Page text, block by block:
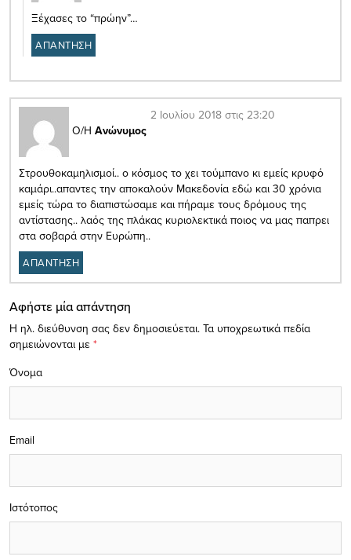
Ξέχασες το “πρώην”…
ΑΠΑΝΤΗΣΗ
Ο/Η Ανώνυμος
2 Ιουλίου 2018 στις 23:20
Στρουθοκαμηλισμοί.. ο κόσμος το χει τούμπανο κι εμείς κρυφό
καμάρι..απαντες την αποκαλούν Μακεδονία εδώ και 30 χρόνια
εμείς τώρα το διαπιστώσαμε και πήραμε τους δρόμους της
αντίστασης.. λαός της πλάκας κυριολεκτικά ποιος να μας παπρει
στα σοβαρά στην Ευρώπη..
ΑΠΑΝΤΗΣΗ
Αφήστε μία απάντηση
Η ηλ. διεύθυνση σας δεν δημοσιεύεται. Τα υποχρεωτικά πεδία
σημειώνονται με *
Όνομα
Email
Ιστότοπος